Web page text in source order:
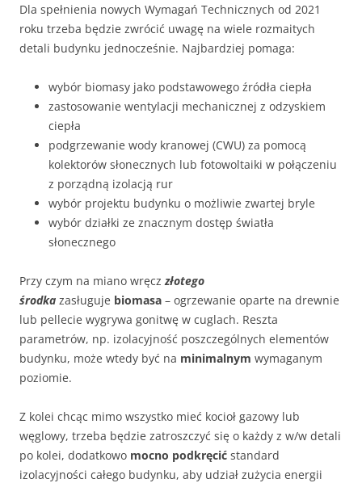
Dla spełnienia nowych Wymagań Technicznych od 2021
roku trzeba będzie zwrócić uwagę na wiele rozmaitych
detali budynku jednocześnie. Najbardziej pomaga:
wybór biomasy jako podstawowego źródła ciepła
zastosowanie wentylacji mechanicznej z odzyskiem
ciepła
podgrzewanie wody kranowej (CWU) za pomocą
kolektorów słonecznych lub fotowoltaiki w połączeniu
z porządną izolacją rur
wybór projektu budynku o możliwie zwartej bryle
wybór działki ze znacznym dostęp światła
słonecznego
Przy czym na miano wręcz złotego
środka zasługuje biomasa – ogrzewanie oparte na drewnie
lub pellecie wygrywa gonitwę w cuglach. Reszta
parametrów, np. izolacyjność poszczególnych elementów
budynku, może wtedy być na minimalnym wymaganym
poziomie.
Z kolei chcąc mimo wszystko mieć kocioł gazowy lub
węglowy, trzeba będzie zatroszczyć się o każdy z w/w detali
po kolei, dodatkowo mocno podkręcić standard
izolacyjności całego budynku, aby udział zużycia energii